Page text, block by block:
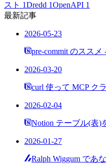
スト 1Dredd 1OpenAPI 1
最新記事
2026-05-23
pre-commit のスス
2026-03-20
curl 使って MCP ク
2026-02-04
Notion テーブル(表)
2026-01-27
Ralph Wiggum であ